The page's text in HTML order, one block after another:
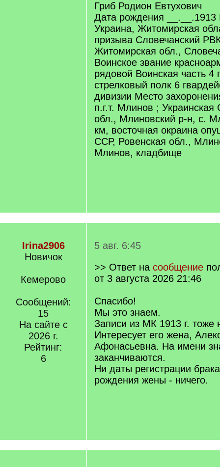
Гриб Родион Евтухович
Дата рождения
Украина, Житомирская
призыва Словечанский
Житомирская обл.,
Воинское звание
рядовой Воинская часть 4
стрелковый полк 6
дивизии Место
п.г.т. Млинов ; Украинская
обл., Млиновский р-н, с.
км, восточная окраина
ССР, Ровенская обл.,
Млинов, кладбище
Irina2906
Новичок
Кемерово
Сообщений:
15
На сайте с
2026 г.
Рейтинг:
6
5 авг. 6:45
>> Ответ на сообщение
от 3 августа 2026 21:46
Спасибо!
Мы это знаем.
Записи из МК 1913 г. тоже
Интересует его жена,
Афонасьевна. На имени
заканчиваются.
Ни даты регистрации
рождения жены - ничего.